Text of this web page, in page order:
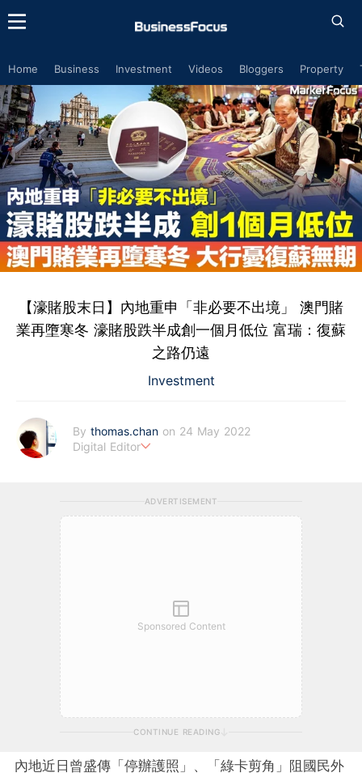
Home Business Investment Videos Bloggers Property
【濠賭股末日】內地重申「非必要不出境」 澳門賭
業再墮寒冬 濠賭股跌半成創一個月低位 富瑞：復蘇
之路仍遠
Investment
By thomas.chan on 24 May 2022
Digital Editor
ADVERTISEMENT
Sponsored Content
CONTINUE READING
內地近日曾盛傳「停辦護照」、「綠卡剪角」阻國民外